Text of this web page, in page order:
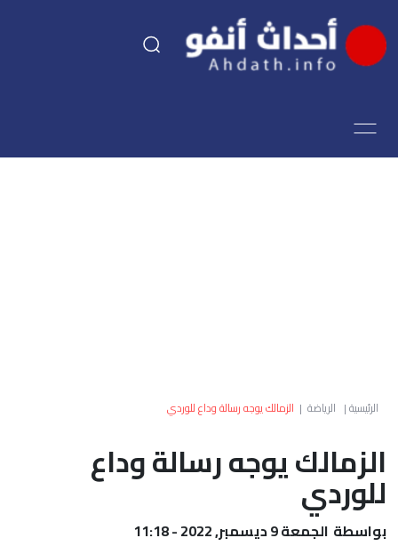
اقتصاد
العالم
أعمدة
الرئيسية| الرياضة | الزمالك يوجه رسالة وداع للوردي
الزمالك يوجه رسالة وداع
للوردي
بواسطة الجمعة 9 ديسمبر, 2022 - 11:18